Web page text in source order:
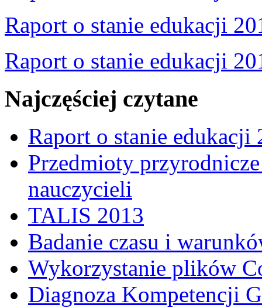
Raport o stanie edukacji
Raport o stanie edukacji
Najczęściej czytane
Raport o stanie edukacji
Przedmioty
nauczycieli
TALIS 2013
Badanie czasu i
Wykorzystanie plików
Diagnoza Kompetencji